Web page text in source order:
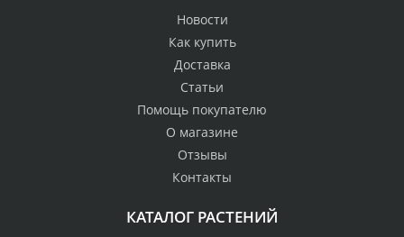
Новости
Как купить
Доставка
Статьи
Помощь покупателю
О магазине
Отзывы
Контакты
КАТАЛОГ РАСТЕНИЙ